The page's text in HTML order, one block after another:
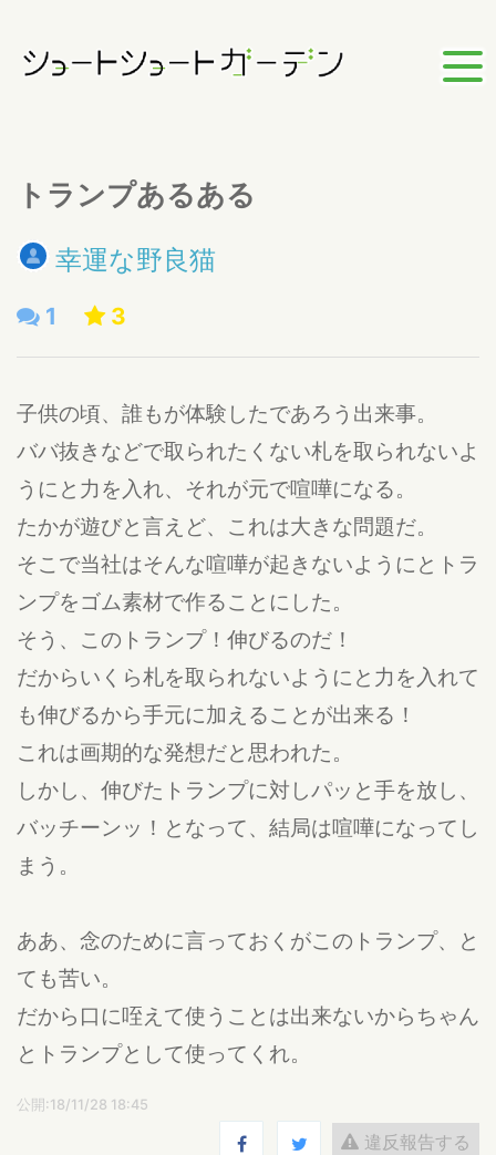
トランプあるある
幸運な野良猫
1 3
子供の頃、誰もが体験したであろう出来事。
ババ抜きなどで取られたくない札を取られないよ
うにと力を入れ、それが元で喧嘩になる。
たかが遊びと言えど、これは大きな問題だ。
そこで当社はそんな喧嘩が起きないようにとトラ
ンプをゴム素材で作ることにした。
そう、このトランプ！伸びるのだ！
だからいくら札を取られないようにと力を入れて
も伸びるから手元に加えることが出来る！
これは画期的な発想だと思われた。
しかし、伸びたトランプに対しパッと手を放し、
バッチーンッ！となって、結局は喧嘩になってし
まう。
ああ、念のために言っておくがこのトランプ、と
ても苦い。
だから口に咥えて使うことは出来ないからちゃん
とトランプとして使ってくれ。
公開:18/11/28 18:45
違反報告する